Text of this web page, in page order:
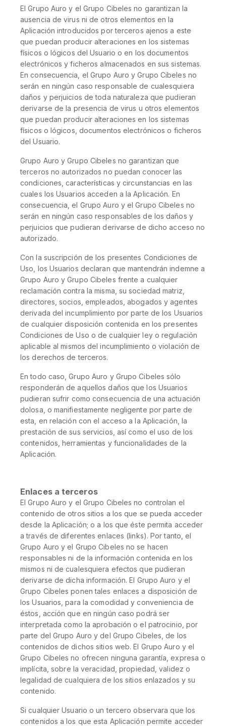
El Grupo Auro y el Grupo Cibeles no garantizan la
ausencia de virus ni de otros elementos en la
Aplicación introducidos por terceros ajenos a este
que puedan producir alteraciones en los sistemas
físicos o lógicos del Usuario o en los documentos
electrónicos y ficheros almacenados en sus sistemas.
En consecuencia, el Grupo Auro y Grupo Cibeles no
serán en ningún caso responsable de cualesquiera
daños y perjuicios de toda naturaleza que pudieran
derivarse de la presencia de virus u otros elementos
que puedan producir alteraciones en los sistemas
físicos o lógicos, documentos electrónicos o ficheros
del Usuario.
Grupo Auro y Grupo Cibeles no garantizan que
terceros no autorizados no puedan conocer las
condiciones, características y circunstancias en las
cuales los Usuarios acceden a la Aplicación. En
consecuencia, el Grupo Auro y el Grupo Cibeles no
serán en ningún caso responsables de los daños y
perjuicios que pudieran derivarse de dicho acceso no
autorizado.
Con la suscripción de los presentes Condiciones de
Uso, los Usuarios declaran que mantendrán indemne a
Grupo Auro y Grupo Cibeles frente a cualquier
reclamación contra la misma, su sociedad matriz,
directores, socios, empleados, abogados y agentes
derivada del incumplimiento por parte de los Usuarios
de cualquier disposición contenida en los presentes
Condiciones de Uso o de cualquier ley o regulación
aplicable al mismos del incumplimiento o violación de
los derechos de terceros.
En todo caso, Grupo Auro y Grupo Cibeles sólo
responderán de aquellos daños que los Usuarios
pudieran sufrir como consecuencia de una actuación
dolosa, o manifiestamente negligente por parte de
esta, en relación con el acceso a la Aplicación, la
prestación de sus servicios, así como el uso de los
contenidos, herramientas y funcionalidades de la
Aplicación.
Enlaces a terceros
El Grupo Auro y el Grupo Cibeles no controlan el
contenido de otros sitios a los que se pueda acceder
desde la Aplicación; o a los que éste permita acceder
a través de diferentes enlaces (links). Por tanto, el
Grupo Auro y el Grupo Cibeles no se hacen
responsables ni de la información contenida en los
mismos ni de cualesquiera efectos que pudieran
derivarse de dicha información. El Grupo Auro y el
Grupo Cibeles ponen tales enlaces a disposición de
los Usuarios, para la comodidad y conveniencia de
éstos, acción que en ningún caso podrá ser
interpretada como la aprobación o el patrocinio, por
parte del Grupo Auro y del Grupo Cibeles, de los
contenidos de dichos sitios web. El Grupo Auro y el
Grupo Cibeles no ofrecen ninguna garantía, expresa o
implícita, sobre la veracidad, propiedad, validez o
legalidad de cualquiera de los sitios enlazados y su
contenido.
Si cualquier Usuario o un tercero observara que los
contenidos a los que esta Aplicación permite acceder